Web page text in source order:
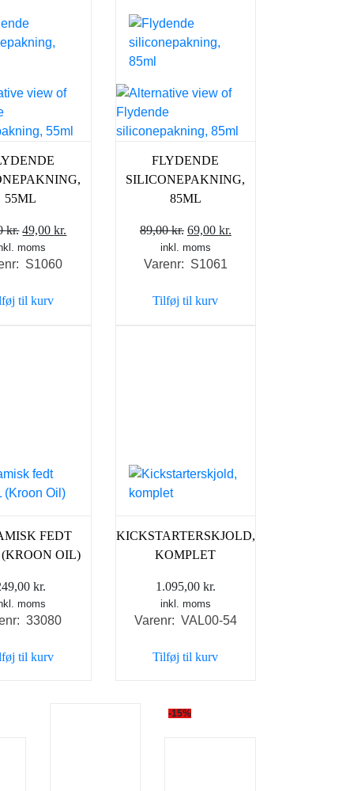
55ML
kr. Den
oprindelige
pris
69,00 kr..
49,00kr.
moms
S1060
til kurv
FLYDENDE
SILICONEPAKNING,
85ML
89,00kr. Den
oprindelige
pris
89,00 kr..
69,00 kr.
inkl. moms
Varenr: S1061
Tilføj til kurv
FEDT
OIL)
kr.
moms
33080
til kurv
KICKSTARTERSKJOLD,
KOMPLET
1.095,00 kr.
inkl. moms
Varenr: VAL00-54
Tilføj til kurv
-15%